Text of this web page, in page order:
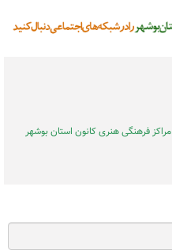
مراکز فرهنگی هنری کانون استان بوشهر